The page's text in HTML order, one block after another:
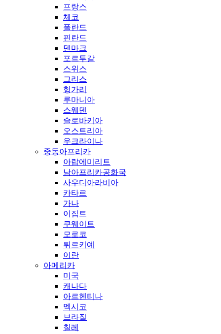
프랑스
체코
폴란드
핀란드
덴마크
포르투갈
스위스
그리스
헝가리
루마니아
스웨덴
슬로바키아
오스트리아
우크라이나
중동아프리카
아랍에미리트
남아프리카공화국
사우디아라비아
카타르
가나
이집트
쿠웨이트
모로코
튀르키예
이란
아메리카
미국
캐나다
아르헨티나
멕시코
브라질
칠레